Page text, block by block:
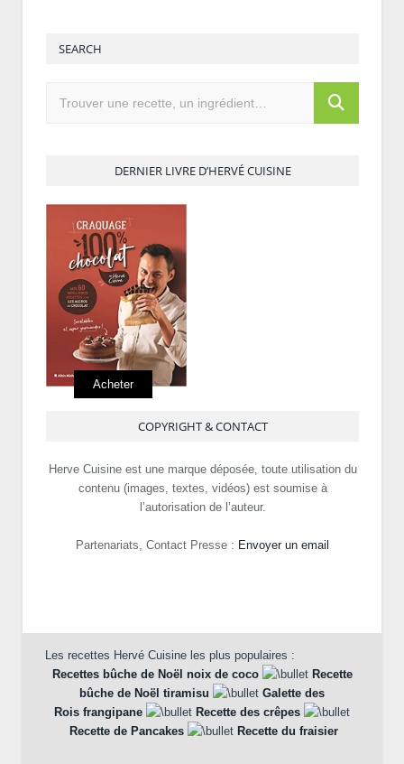
SEARCH
DERNIER LIVRE D’HERVÉ CUISINE
Acheter
COPYRIGHT & CONTACT
Herve Cuisine est une marque déposée, toute utilisation du
contenu (images, textes, vidéos) est soumise à
l’autorisation de l’auteur.
Partenariats, Contact Presse : Envoyer un email
Les recettes Hervé Cuisine les plus populaires :
Recettes bûche de Noël noix de coco
Recette
bûche de Noël tiramisu
Galette des
Rois frangipane
Recette des crêpes
Recette de Pancakes
Recette du fraisier